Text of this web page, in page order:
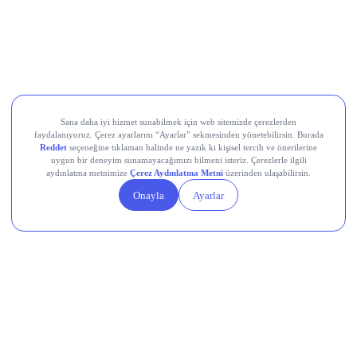
Teknik Analiz Nedir?